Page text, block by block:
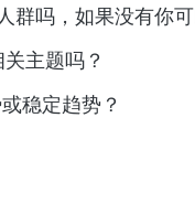
群吗，如果没有你可
主题吗？
稳定趋势？